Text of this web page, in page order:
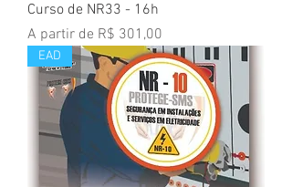
Curso de NR33 - 16h
A partir de R$ 301,00
Preço promocional
EAD